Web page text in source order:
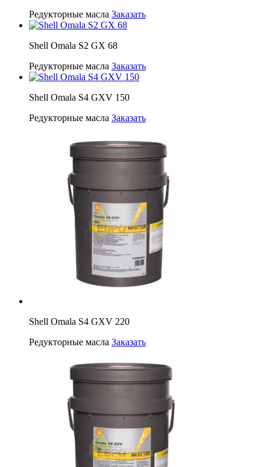
Редукторные масла Заказать
Shell Omala S2 GX 68
Редукторные масла Заказать
Shell Omala S4 GXV 150
Редукторные масла Заказать
Shell Omala S4 GXV 220
Редукторные масла Заказать